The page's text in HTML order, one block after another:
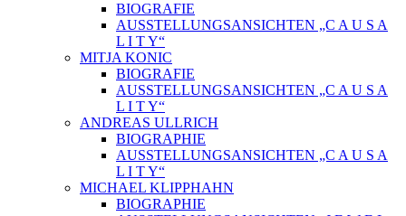
BIOGRAFIE
AUSSTELLUNGSANSICHTEN „C A U S A
L I T Y“
MITJA KONIC
BIOGRAFIE
AUSSTELLUNGSANSICHTEN „C A U S A
L I T Y“
ANDREAS ULLRICH
BIOGRAPHIE
AUSSTELLUNGSANSICHTEN „C A U S A
L I T Y“
MICHAEL KLIPPHAHN
BIOGRAPHIE